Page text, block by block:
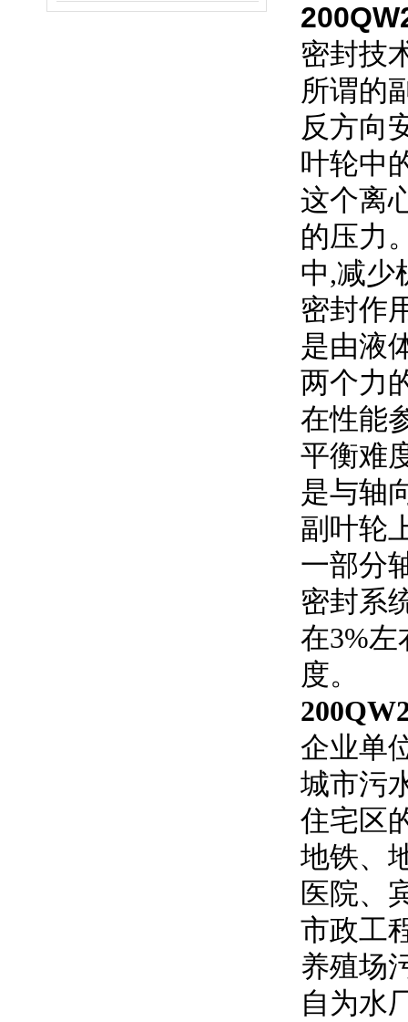
密封技
所谓的
反方向
叶轮中
这个离
的压力
中,减少
密封作
是由液
两个力
在性能
平衡难
是与轴
副叶轮
一部分
密封系
在3%左
度。
企业单
城市污
住宅区
地铁、
医院、
市政工
养殖场
自为水